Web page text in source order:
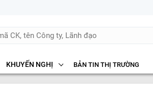
KHUYẾN NGHỊ BẢN TIN THỊ TRƯỜNG